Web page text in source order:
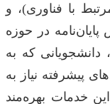
با فناوری)، و
در حوزه
که به
پیشرفته نیاز به
خدمات بهره‌مند